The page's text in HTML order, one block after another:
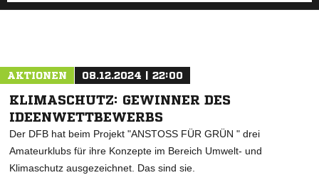
AKTIONEN 08.12.2024 | 22:00
KLIMASCHUTZ: GEWINNER DES
IDEENWETTBEWERBS
Der DFB hat beim Projekt "ANSTOSS FÜR GRÜN " drei
Amateurklubs für ihre Konzepte im Bereich Umwelt- und
Klimaschutz ausgezeichnet. Das sind sie.